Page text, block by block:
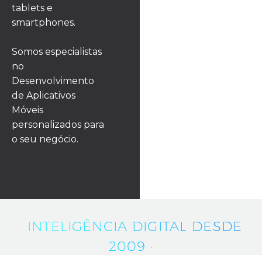
tablets e
smartphones.
Somos especialistas
no
Desenvolvimento
de Aplicativos
Móveis
personalizados para
o seu negócio.
· INTELIGÊNCIA DIGITAL DESDE
2009 ·